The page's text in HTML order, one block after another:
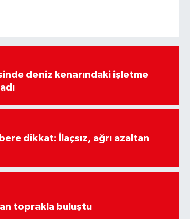
deniz kenarındaki işletme
dikkat: İlaçsız, ağrı azaltan
toprakla buluştu